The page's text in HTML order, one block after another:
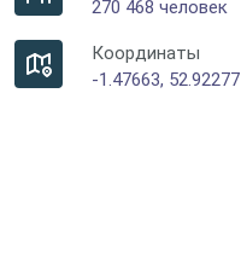
270 468 человек
Координаты
-1.47663, 52.92277